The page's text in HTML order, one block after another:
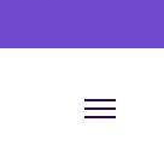
Ouvrir/